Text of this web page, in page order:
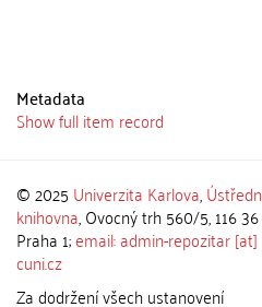
Metadata
Show full item record
© 2025 Univerzita Karlova,
knihovna, Ovocný trh 560/5, 116 36
Praha 1;email: admin-repozitar [at]
cuni.cz
Za dodržení všech ustanovení